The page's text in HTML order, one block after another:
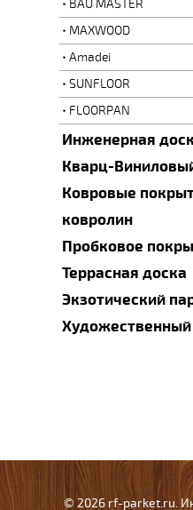
BAU MASTER
MAXWOOD
Amadei
SUNFLOOR
FLOORPAN
Инженерная
Кварц-
Ковровые
ковролин
Пробковое
Террасная доска
Экзотический
Художественный
© 2026 rf-parket.ru.